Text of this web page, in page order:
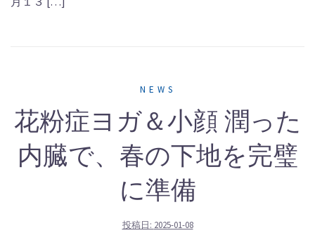
NEWS
花粉症ヨガ＆小顔 潤った
内臓で、春の下地を完璧
に準備
投稿日: 2025-01-08